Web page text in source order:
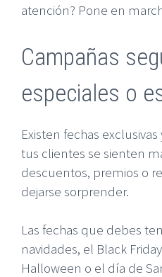
atención? Pone en
Campañas
especiales o
Existen fechas
tus clientes se sienten
descuentos, premios o
dejarse sorprender.
Las fechas que debes
navidades, el Black
Halloween o el día de